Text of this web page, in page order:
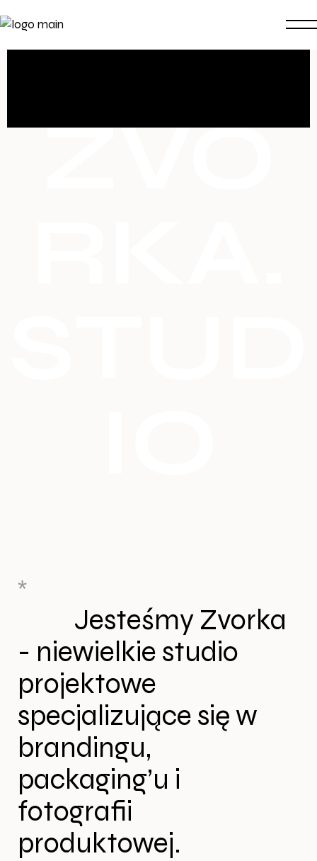
ZVO
*
Jesteśmy Zvorka
- niewielkie studio
projektowe
specjalizujące się w
brandingu,
packaging’u i
fotografii
produktowej.